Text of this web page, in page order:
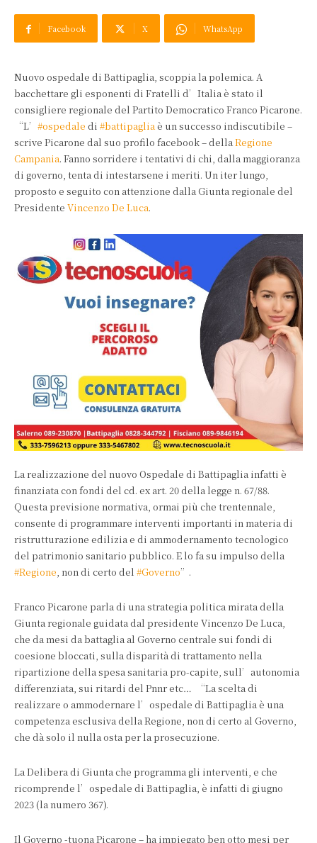
Facebook X WhatsApp
Nuovo ospedale di Battipaglia, scoppia la polemica. A
bacchettare gli esponenti di Fratelli d’Italia è stato il
consigliere regionale del Partito Democratico Franco Picarone.
“L’ #ospedale di #battipagliaè un successo indiscutibile –
scrive Picarone dal suo profilo facebook – dellaRegione
Campania. Fanno sorridere i tentativi di chi, dalla maggioranza
di governo, tenta di intestarsene i meriti. Un iter lungo,
proposto e seguito con attenzione dalla Giunta regionale del
Presidente Vincenzo De Luca.
La realizzazione del nuovo Ospedale di Battipaglia infatti è
finanziata con fondi del cd. ex art. 20 della legge n. 67/88.
Questa previsione normativa, ormai più che trentennale,
consente di programmare interventi importanti in materia di
ristrutturazione edilizia e di ammodernamento tecnologico
del patrimonio sanitario pubblico. E lo fa su impulso della
#Regione, non di certo del #Governo”.
Franco Picarone parla di una strategia politica mirata della
Giunta regionale guidata dal presidente Vincenzo De Luca,
che da mesi da battaglia al Governo centrale sui fondi di
coesione bloccati, sulla disparità di trattamento nella
ripartizione della spesa sanitaria pro-capite, sull’autonomia
differenziata, sui ritardi del Pnnr etc… “La scelta di
realizzare o ammodernare l’ospedale di Battipaglia è una
competenza esclusiva della Regione, non di certo al Governo,
che dà solo il nulla osta per la prosecuzione.
La Delibera di Giunta che programma gli interventi, e che
ricomprende l’ospedale di Battipaglia, è infatti di giugno
2023 (la numero 367).
Il Governo -tuona Picarone – ha impiegato ben otto mesi per